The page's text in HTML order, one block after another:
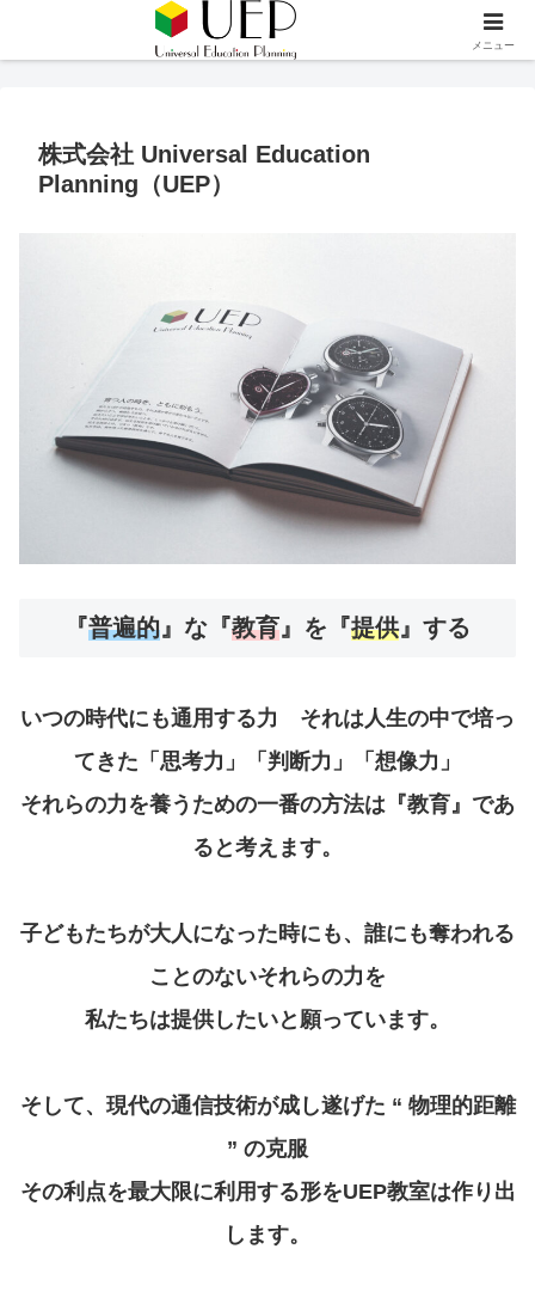
株式会社 Universal Education
Planning（UEP）
『普遍的』な『教育』を『提供』する
いつの時代にも通用する力 それは人生の中で培っ
てきた「思考力」「判断力」「想像力」
それらの力を養うための一番の方法は『教育』であ
ると考えます。
子どもたちが大人になった時にも、誰にも奪われる
ことのないそれらの力を
私たちは提供したいと願っています。
そして、現代の通信技術が成し遂げた “ 物理的距離
” の克服
その利点を最大限に利用する形をUEP教室は作り出
します。
メニュー